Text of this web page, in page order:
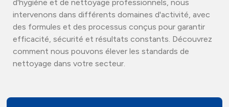
À propos
Ressources
d'hygiène et de nettoyage professionnels, nous
intervenons dans différents domaines d'activité, avec
des formules et des processus conçus pour garantir
efficacité, sécurité et résultats constants. Découvrez
comment nous pouvons élever les standards de
nettoyage dans votre secteur.